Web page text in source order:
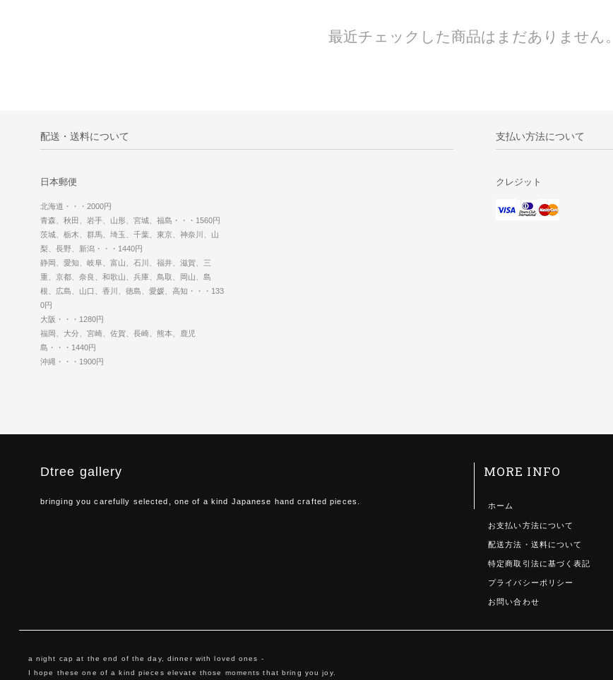
最近チェックした商品はまだありません。
配送・送料について
日本郵便
北海道・・・2000円
青森、秋田、岩手、山形、宮城、福島・・・1560円
茨城、栃木、群馬、埼玉、千葉、東京、神奈川、山
梨、長野、新潟・・・1440円
静岡、愛知、岐阜、富山、石川、福井、滋賀、三
重、京都、奈良、和歌山、兵庫、鳥取、岡山、島
根、広島、山口、香川、徳島、愛媛、高知・・・133
0円
大阪・・・1280円
福岡、大分、宮崎、佐賀、長崎、熊本、鹿児
島・・・1440円
沖縄・・・1900円
支払い方法について
クレジット
Dtree gallery
bringing you carefully selected, one of a kind Japanese hand crafted pieces.
MORE INFO
ホーム
お支払い方法について
配送方法・送料について
特定商取引法に基づく表記
プライバシーポリシー
お問い合わせ
a night cap at the end of the day, dinner with loved ones -
I hope these one of a kind pieces elevate those moments that bring you joy.